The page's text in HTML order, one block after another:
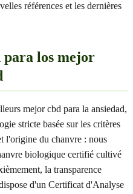
références et les dernières
para los mejor
mejor cbd para la ansiedad,
stricte basée sur les critères
l'origine du chanvre : nous
biologique certifié cultivé
la transparence
d'un Certificat d'Analyse